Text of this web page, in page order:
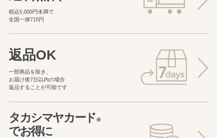
税込5,000円未満で
全国一律715円
返品OK
一部商品を除き、
お届け後7日以内の場合
返品することが可能です
タカシマヤカード※
でお得に